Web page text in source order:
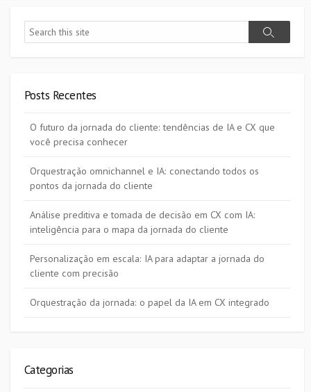
Search
Search
Posts Recentes
O futuro da jornada do cliente: tendências de IA e CX que
você precisa conhecer
Orquestração omnichannel e IA: conectando todos os
pontos da jornada do cliente
Análise preditiva e tomada de decisão em CX com IA:
inteligência para o mapa da jornada do cliente
Personalização em escala: IA para adaptar a jornada do
cliente com precisão
Orquestração da jornada: o papel da IA em CX integrado
Categorias